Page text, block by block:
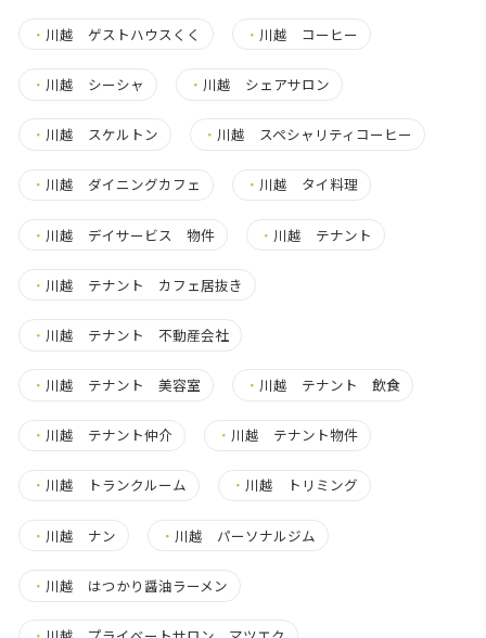
・ 川越 ゲストハウスくく ・ 川越 コーヒー
・ 川越 シーシャ ・ 川越 シェアサロン
・ 川越 スケルトン ・ 川越 スペシャリティコーヒー
・ 川越 ダイニングカフェ ・ 川越 タイ料理
・ 川越 デイサービス 物件 ・ 川越 テナント
・ 川越 テナント カフェ居抜き
・ 川越 テナント 不動産会社
・ 川越 テナント 美容室 ・ 川越 テナント 飲食
・ 川越 テナント仲介 ・ 川越 テナント物件
・ 川越 トランクルーム ・ 川越 トリミング
・ 川越 ナン ・ 川越 パーソナルジム
・ 川越 はつかり醤油ラーメン